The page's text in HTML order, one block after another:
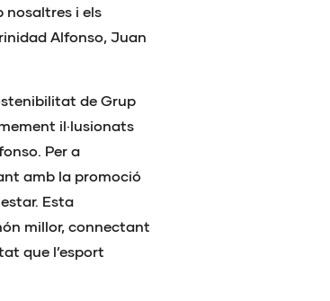
nosaltres i els
Alfonso, Juan
de Grup
il·lusionats
Per a
amb la promoció
Esta
millor, connectant
que l’esport